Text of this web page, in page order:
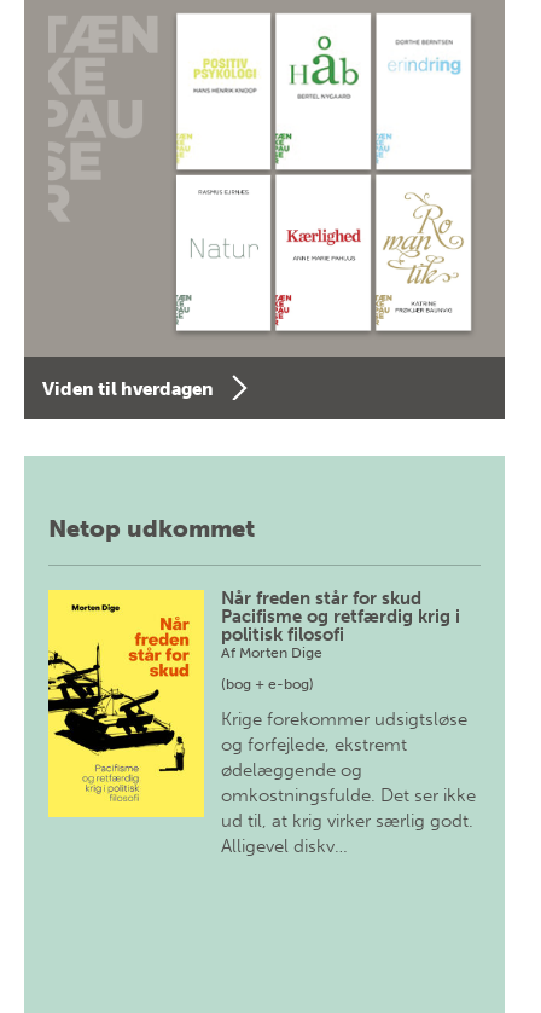
Viden til hverdagen
Netop udkommet
Når freden står for skud
Pacifisme og retfærdig krig i
politisk filosofi
Af Morten Dige
(bog + e-bog)
Krige forekommer udsigtsløse
og forfejlede, ekstremt
ødelæggende og
omkostningsfulde. Det ser ikke
ud til, at krig virker særlig godt.
Alligevel diskv…